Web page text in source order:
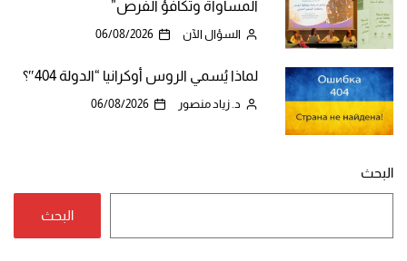
المساواة وتكافؤ الفرص”
السؤال الآن 06/08/2026
لماذا يُسمي الروس أوكرانيا “الدولة 404″؟
د. زياد منصور 06/08/2026
البحث
البحث